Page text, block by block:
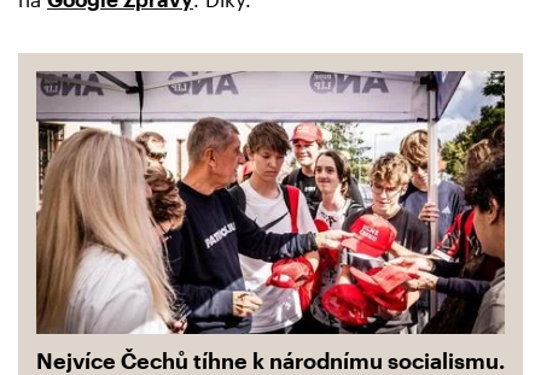
Nejvíce Čechů tíhne k národnímu socialismu.